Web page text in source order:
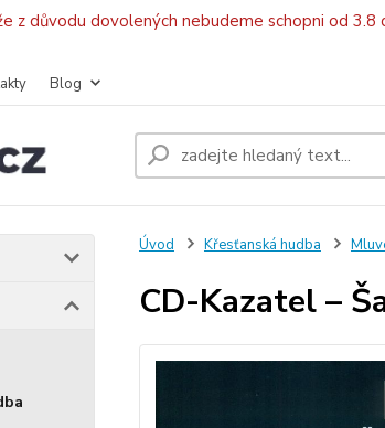
z důvodu dovolených nebudeme schopni od
Blog
Úvod Křesťanská hudba
CD-Kazatel –